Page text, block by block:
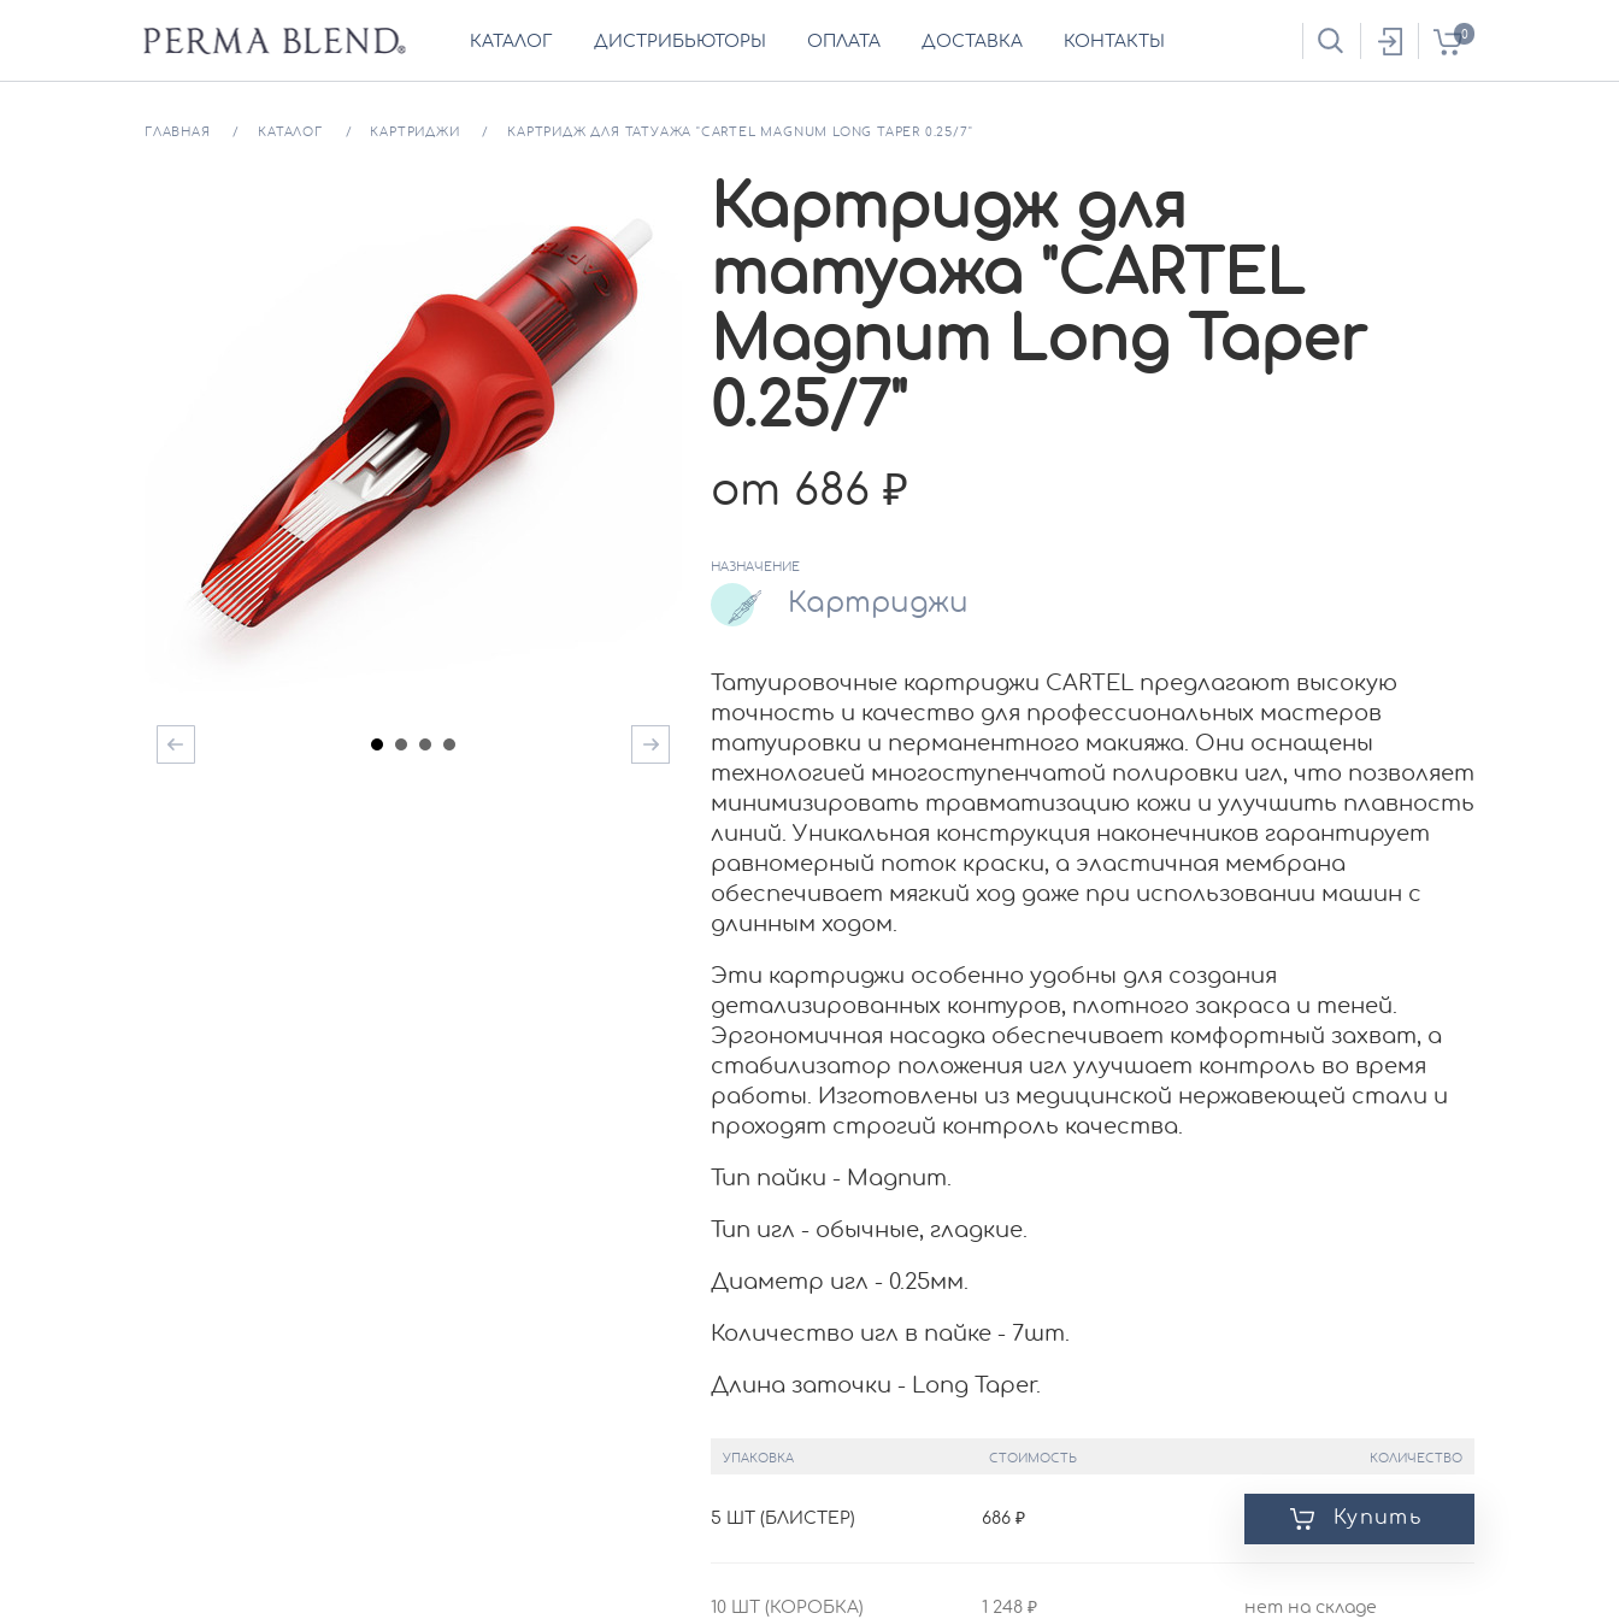
КАТАЛОГ ДИСТРИБЬЮТОРЫ ОПЛАТА ДОСТАВКА КОНТАКТЫ 0
ГЛАВНАЯ КАТАЛОГ КАРТРИДЖИ КАРТРИДЖ ДЛЯ ТАТУАЖА "CARTEL MAGNUM LONG TAPER 0.25/7"
Картридж для
татуажа "CARTEL
Magnum Long Taper
0.25/7"
от 686
НАЗНАЧЕНИЕ
Картриджи
Татуировочные картриджи CARTEL предлагают высокую
точность и качество для профессиональных мастеров
татуировки и перманентного макияжа. Они оснащены
технологией многоступенчатой полировки игл, что позволяет
минимизировать травматизацию кожи и улучшить плавность
линий. Уникальная конструкция наконечников гарантирует
равномерный поток краски, а эластичная мембрана
обеспечивает мягкий ход даже при использовании машин с
длинным ходом.
Эти картриджи особенно удобны для создания
детализированных контуров, плотного закраса и теней.
Эргономичная насадка обеспечивает комфортный захват, а
стабилизатор положения игл улучшает контроль во время
работы. Изготовлены из медицинской нержавеющей стали и
проходят строгий контроль качества.
Тип пайки - Magnum.
Тип игл - обычные, гладкие.
Диаметр игл - 0.25мм.
Количество игл в пайке - 7шт.
Длина заточки - Long Taper.
УПАКОВКА СТОИМОСТЬ КОЛИЧЕСТВО
5 ШТ (БЛИСТЕР) 686 Купить
10 ШТ (КОРОБКА) 1 248 нет на складе